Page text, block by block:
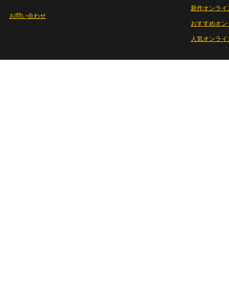
お問い合わせ
新作オンライ
おすすめオ
人気オンラ